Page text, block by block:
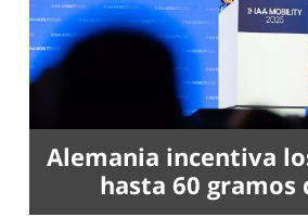
Alemania incentiva
hasta 60 gramos